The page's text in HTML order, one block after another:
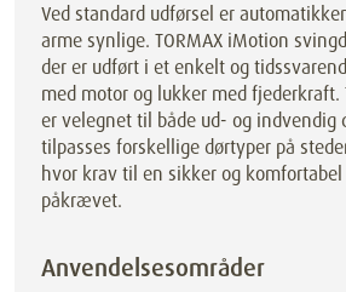
Ved standard udførsel er
arme synlige. TORMAX iMotion
der er udført i et enkelt og
med motor og lukker med fjederkraft.
er velegnet til både ud- og indvendig
tilpasses forskellige dørtyper på
hvor krav til en sikker og
påkrævet.
Anvendelsesområder